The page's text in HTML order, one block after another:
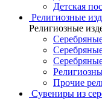
Детская
Религиозные
Религиозные
Прочие
Сувениры из